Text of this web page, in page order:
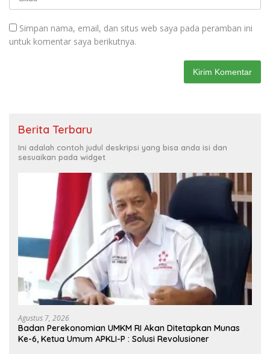
Simpan nama, email, dan situs web saya pada peramban ini
untuk komentar saya berikutnya.
Berita Terbaru
Ini adalah contoh judul deskripsi yang bisa anda isi dan
sesuaikan pada widget
Agustus 7, 2026
Badan Perekonomian UMKM RI Akan Ditetapkan Munas
Ke-6, Ketua Umum APKLI-P : Solusi Revolusioner